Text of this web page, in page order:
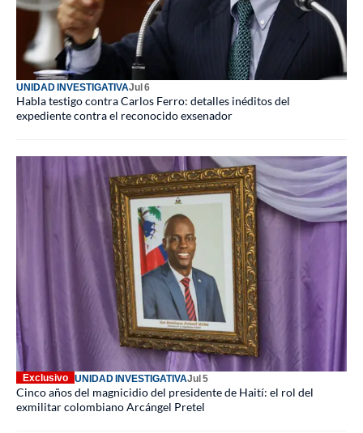
UNIDAD INVESTIGATIVAJul 6
Habla testigo contra Carlos Ferro: detalles inéditos del
expediente contra el reconocido exsenador
Exclusivo UNIDAD INVESTIGATIVAJul 5
Cinco años del magnicidio del presidente de Haití: el rol del
exmilitar colombiano Arcángel Pretel